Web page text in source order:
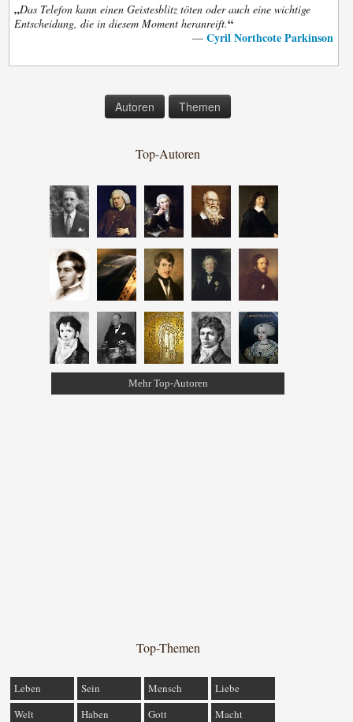
„Das Telefon kann einen Geistesblitz töten oder auch eine wichtige
Entscheidung, die in diesem Moment heranreift.“
— Cyril Northcote Parkinson
Autoren Themen
Top-Autoren
Mehr Top-Autoren
Top-Themen
Leben Sein Mensch
Liebe
Welt
Haben Gott Macht